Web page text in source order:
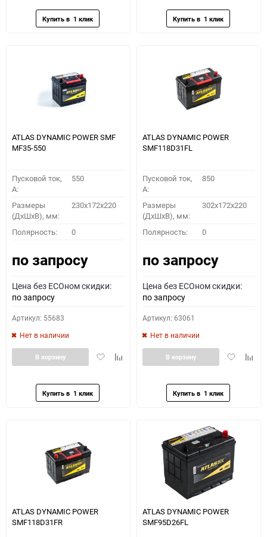
ATLAS DYNAMIC POWER SMF
MF35-550
Пусковой ток,
A:
550
Размеры
(ДхШхВ), мм:
230x172x220
Полярность: 0
по запросу
Цена без ECOном скидки:
по запросу
Артикул: 55683
Нет в наличии
ДобавитьДобавить
В корзину
ATLAS DYNAMIC POWER
SMF118D31FL
Пусковой ток,
A:
850
Размеры
(ДхШхВ), мм:
302x172x220
Полярность: 0
по запросу
Цена без ECOном скидки:
по запросу
Артикул: 63061
Нет в наличии
Добавить
В корзину
ATLAS DYNAMIC POWER
SMF118D31FR
ATLAS DYNAMIC POWER
SMF95D26FL